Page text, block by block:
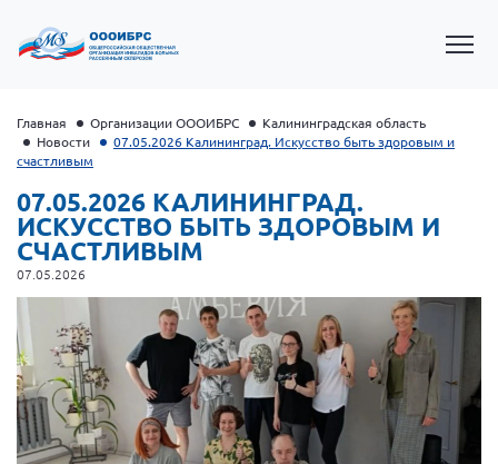
Президент Власов Я.В.
Первый вице-президент Кичигина Н. Ф.
Генеральный директор Матвиевская О.В.
Главная Организации ОООИБРС
Калининградская область
Новости
07.05.2026 Калининград. Искусство быть здоровым и
счастливым
07.05.2026 КАЛИНИНГРАД.
ИСКУССТВО БЫТЬ ЗДОРОВЫМ И
СЧАСТЛИВЫМ
07.05.2026